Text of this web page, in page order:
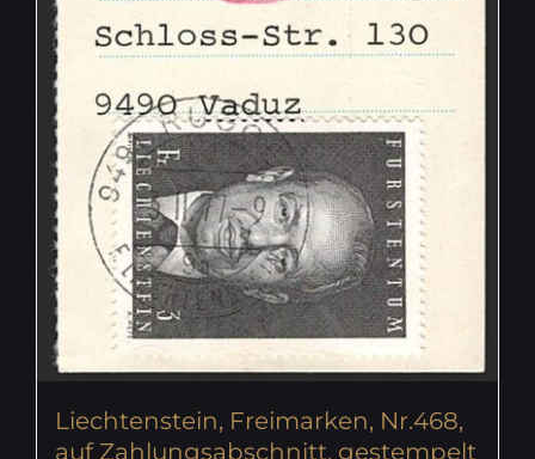
Liechtenstein, Freimarken, Nr.468,
auf Zahlungsabschnitt, gestempelt